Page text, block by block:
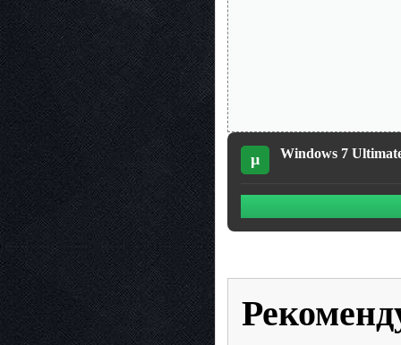
µ Windows 7